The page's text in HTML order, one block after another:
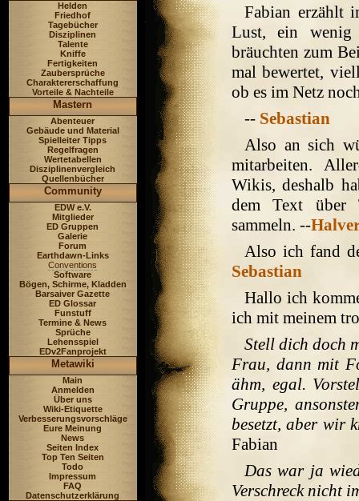
Helden
Friedhof
Tagebücher
Disziplinen
Talente
Kniffe
Fertigkeiten
Zaubersprüche
Charaktererschaffung
Vorteile & Nachteile
Mastern
Abenteuer
Gebäude und Material
Spielleiter Tipps
Regelfragen
Wertetabellen
Disziplinenvergleich
Quellenbücher
Community
EDW e.V.
Mitglieder
ED Gruppen
Galerie
Forum
Earthdawn-Links
Conventions
Software
Bögen, Schirme, Kladden
Barsaiver Gazette
ED Glossar
Funstuff
Termine & News
Sprüche
Lehensspiel
EDv2Fanprojekt
Metawiki
Main
Anmelden
Über uns
Wiki-Etiquette
Verbesserungsvorschläge
Eure Meinung
News
Seiten Index
Top Ten Seiten
Todo
Impressum
FAQ
Datenschutzerklärung
Fabian erzählt
Lust, ein
bräuchten zum
mal bewertet,
ob es im Netz
-- Sebastian
Also an sich
mitarbeiten.
Wikis, deshalb
dem Text über
sammeln. --
Also ich fand
Sebastian
Hallo ich
ich mit meinem
Stell dich doch
Frau, dann mit
ähm, egal.
Gruppe,
besetzt, aber wir
Fabian
Das war ja
Verschreck nicht